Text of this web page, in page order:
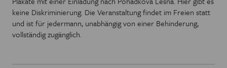
keine Diskriminierung. Die Veranstaltung findet im Freien statt
und ist für jedermann, unabhängig von einer Behinderung,
vollständig zugänglich.